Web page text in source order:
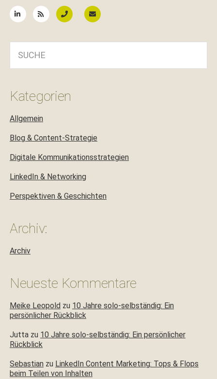
Kategorien
Allgemein
Blog & Content-Strategie
Digitale Kommunikationsstrategien
LinkedIn & Networking
Perspektiven & Geschichten
Archiv:
Archiv
Neueste Kommentare
Meike Leopold zu 10 Jahre solo-selbständig: Ein
persönlicher Rückblick
Jutta zu 10 Jahre solo-selbständig: Ein persönlicher
Rückblick
Sebastian zu LinkedIn Content Marketing: Tops & Flops
beim Teilen von Inhalten